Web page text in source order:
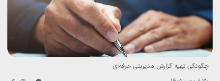
چگونگی تهیه گزارش مدیریتی حرفه‌ای